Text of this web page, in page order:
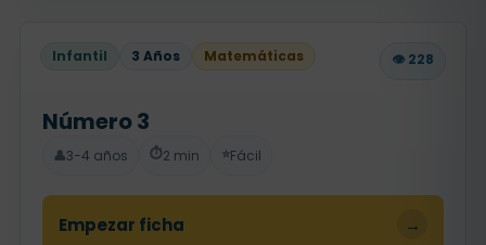
Infantil 3 Años Matemáticas 👁️ 228
Número 3
👤3-4 años ⏱️2 min ⭐Fácil
Empezar ficha →